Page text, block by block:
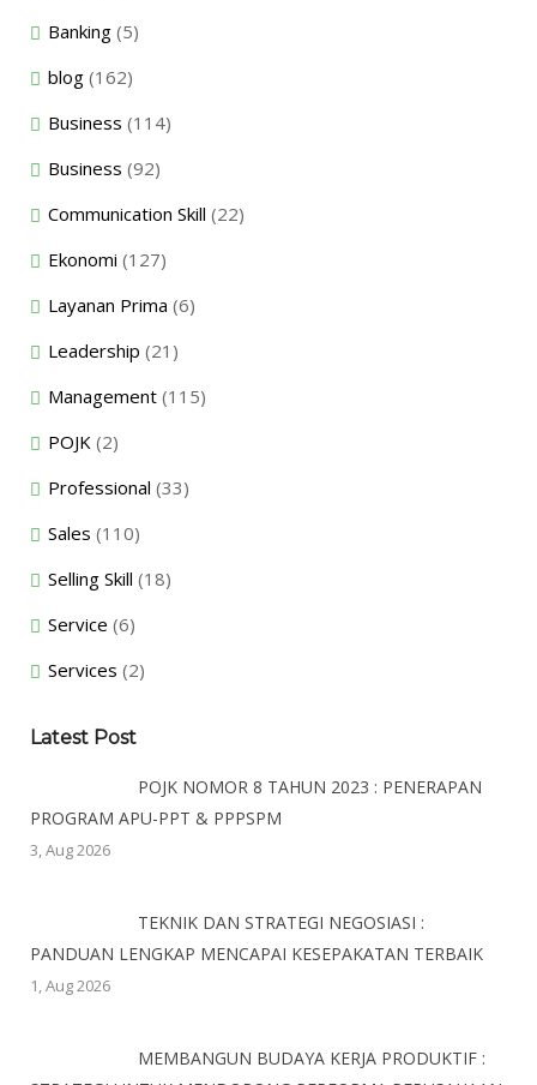
Banking (5)
blog (162)
Business (114)
Business (92)
Communication Skill (22)
Ekonomi (127)
Layanan Prima (6)
Leadership (21)
Management (115)
POJK (2)
Professional (33)
Sales (110)
Selling Skill (18)
Service (6)
Services (2)
Latest Post
POJK NOMOR 8 TAHUN 2023 : PENERAPAN
PROGRAM APU-PPT & PPPSPM
3, Aug 2026
TEKNIK DAN STRATEGI NEGOSIASI :
PANDUAN LENGKAP MENCAPAI KESEPAKATAN TERBAIK
1, Aug 2026
MEMBANGUN BUDAYA KERJA PRODUKTIF :